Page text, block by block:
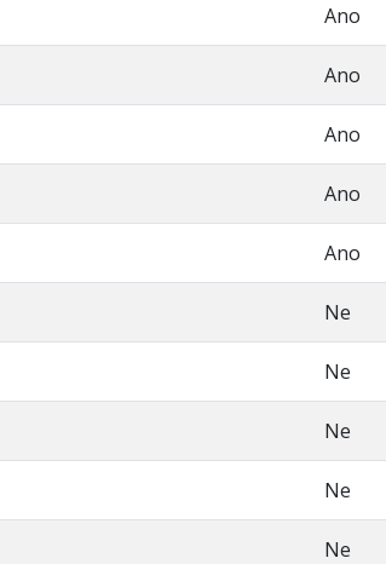
Ano
Ano
Ano
Ano
Ano
Ne
Ne
Ne
Ne
Ne